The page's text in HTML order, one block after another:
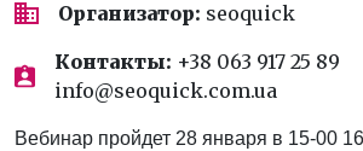
Организатор: seoquick
Контакты: +38 063 917 25 89
info@seoquick.com.ua
Вебинар пройдет 28 января в 15-00